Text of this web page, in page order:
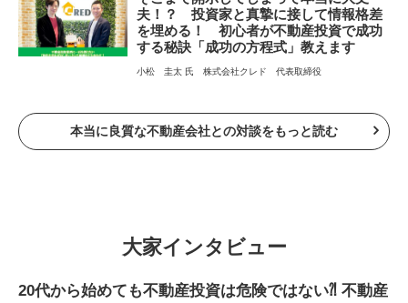
夫！？ 投資家と真摯に接して情報格差
を埋める！ 初心者が不動産投資で成功
する秘訣「成功の方程式」教えます
小松 圭太 氏 株式会社クレド 代表取締役
本当に良質な不動産会社との対談をもっと読む
大家インタビュー
20代から始めても不動産投資は危険ではない⁈ 不動産